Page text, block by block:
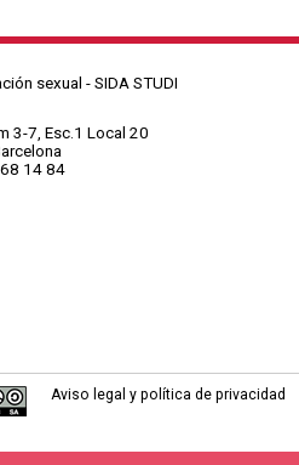
3-7, Esc.1 Local 20
14 84
Aviso legal y política de privacidad